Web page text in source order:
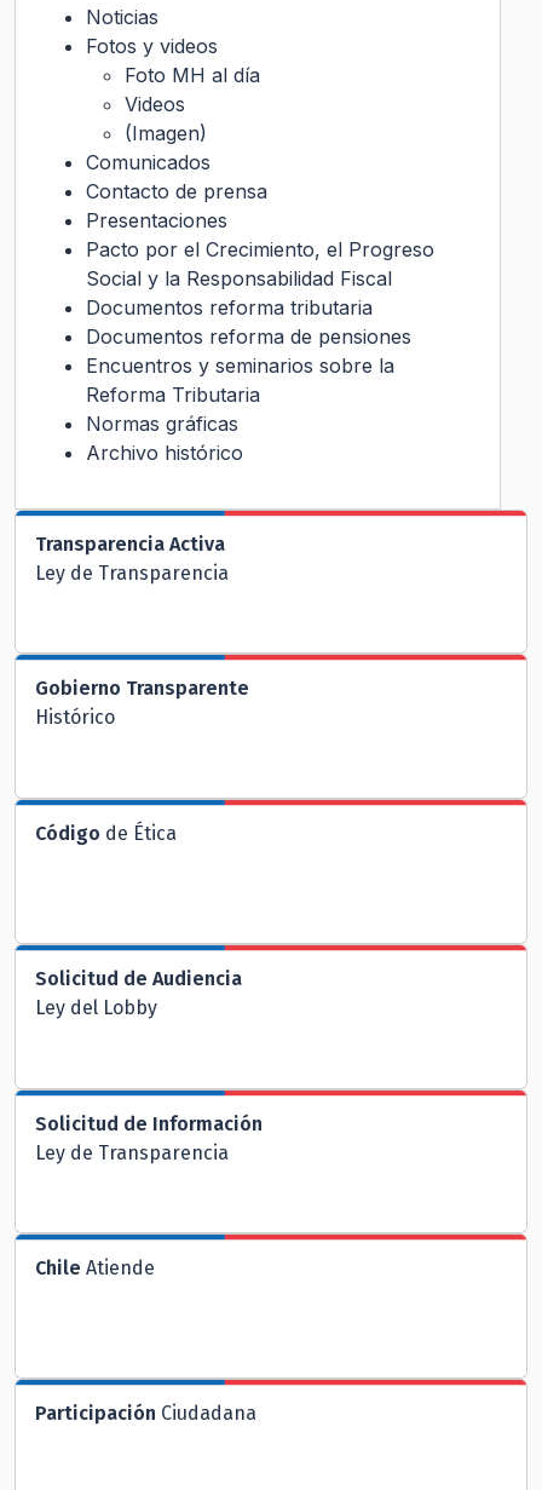
Noticias
Fotos y videos
Foto MH al día
Videos
(Imagen)
Comunicados
Contacto de prensa
Presentaciones
Pacto por el Crecimiento, el Progreso
Social y la Responsabilidad Fiscal
Documentos reforma tributaria
Documentos reforma de pensiones
Encuentros y seminarios sobre la
Reforma Tributaria
Normas gráficas
Archivo histórico
Transparencia Activa
Ley de Transparencia
Gobierno Transparente
Histórico
Código de Ética
Solicitud de Audiencia
Ley del Lobby
Solicitud de Información
Ley de Transparencia
Chile Atiende
Participación Ciudadana